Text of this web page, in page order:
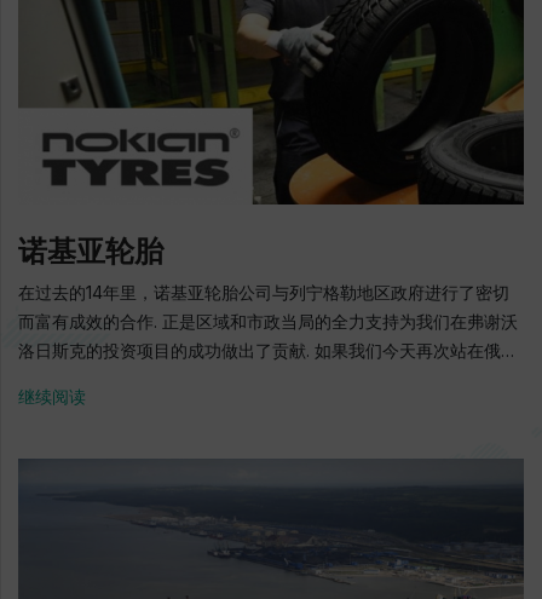
70个工作岗位（计划增加到100个） 每年1200万升液体涂料和
3,600吨粉末涂料 2011: JotunA / S董事会决定在列宁格勒地区建立
一家油漆和清漆生产厂 2016年1月: "Jotun Paints"有限公司和列宁
格勒州经济发展机构之间就该地区的投资项目达成了协议 2017年5
月: 收到了该项目投入使用的许可 2017年8月:: 在"Fedorovsky"工
业园区启动生产 地址: 托斯诺区, 安诺洛沃庄, Industrialny 1通道, 8
号,5楼 电话: + 7 (812) 640-00-80 E-mail:
诺基亚轮胎
在过去的14年里，诺基亚轮胎公司与列宁格勒地区政府进行了密切
而富有成效的合作. 正是区域和市政当局的全力支持为我们在弗谢沃
洛日斯克的投资项目的成功做出了贡献. 如果我们今天再次站在俄罗
洛日斯克一样的选择. "Nokian Tyres"有限公司/"诺基亚轮胎"有限
车和SUV，商用和载货汽车，工业车辆的轮胎. 弗谢沃洛日斯克的诺
基亚轮胎工厂是该关注的重点生产基地. 根据一系列独立评估，它是
世界上最现代，最高效的工厂之一. 该工厂在列宁格勒地区从零开始
继续阅读